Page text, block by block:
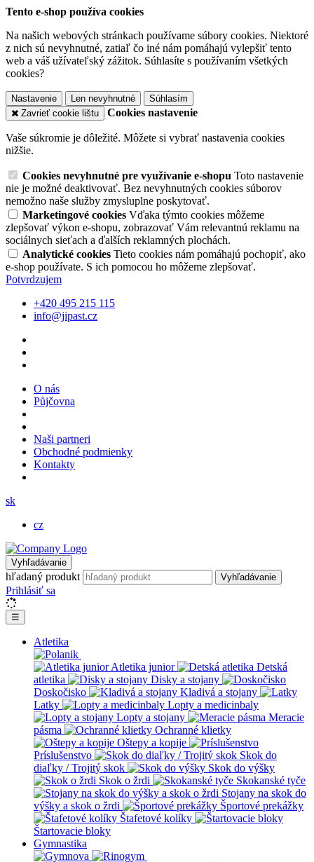
Tento e-shop používa cookies
Na našich webových stránkach používame súbory cookies. Niektoré
z nich sú nevyhnutné, zatiaľ čo iné nám pomáhajú vylepšiť tento
web a váš užívateľský zážitok. Súhlasíte s používaním všetkých
cookies?
Nastavenie Len nevyhnutné
Súhlasím
Zavrieť cookie lištu
Cookies nastavenie
Vaše súkromie je dôležité. Môžete si vybrať nastavenia cookies
nižšie.
Cookies nevyhnutné pre využívanie e-shopu Toto nastavenie
nie je možné deaktivovať. Bez nevyhnutných cookies súborov
nemožno naše služby zmysluplne poskytovať.
Marketingové cookies Vďaka týmto cookies môžeme
zlepšovať výkon e-shopu, zobrazovať Vám relevantnú reklamu na
sociálnych sieťach a ďalších reklamných plochách.
Analytické cookies Tieto cookies nám pomáhajú pochopiť, ako
e-shop používate. S ich pomocou ho môžeme zlepšovať.
Potvrdzujem
+420 495 215 115
info@jipast.cz
O nás
Půjčovna
Naši partneri
Obchodné podmienky
Kontakty
sk
cz
Vyhľadávanie
hľadaný produkt Vyhľadávanie
Prihlásiť sa
☰
Atletika
Atletika junior
Detská
atletika
Disky a stojany
Doskočisko
Kladivá a stojany
Latky
Lopty a medicinbaly
Lopty a stojany
Meracie
pásma
Ochranné klietky
Oštepy a kopije
Príslušenstvo
Skok do
diaľky / Trojitý skok
Skok do výšky
Skok o žrdi
Skokanské tyče
Stojany na skok do
výšky a skok o žrdi
Športové prekážky
Štafetové kolíky
Štartovacie bloky
Gymnastika